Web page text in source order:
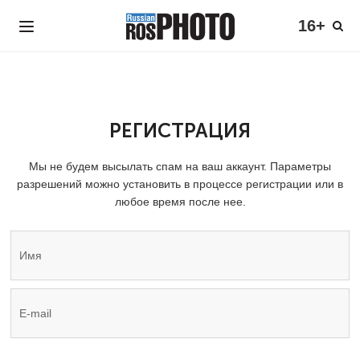
16+
РЕГИСТРАЦИЯ
Мы не будем высылать спам на ваш аккаунт. Параметры
разрешений можно установить в процессе регистрации или в
любое время после нее.